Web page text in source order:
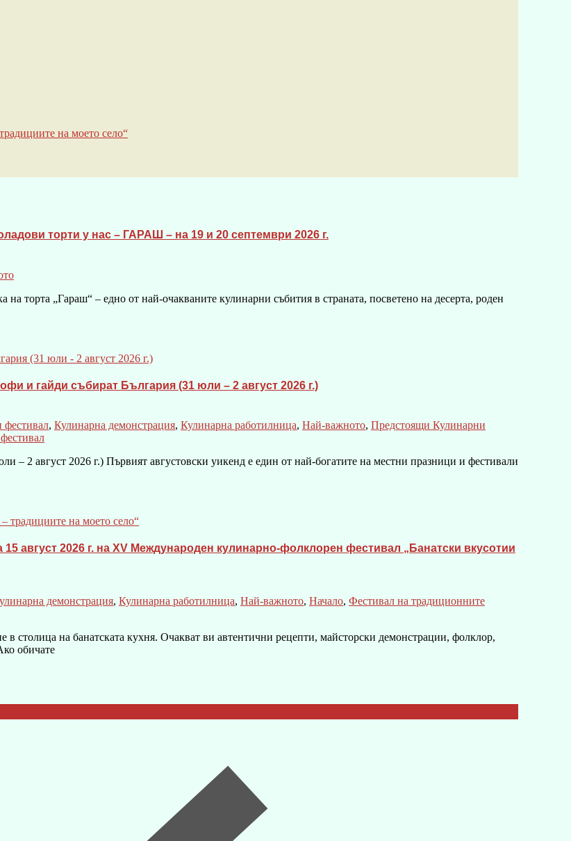
на моето село“
торти у нас – ГАРАШ – на 19 и 20 септември 2026 г.
торта „Гараш“ – едно от най-очакваните кулинарни събития в страната, посветено на десерта, роден
и гайди събират България (31 юли – 2 август 2026 г.)
фестивал, Кулинарна демонстрация, Кулинарна работилница, Най-важното, Предстоящи Кулинарни
– 2 август 2026 г.) Първият августовски уикенд е един от най-богатите на местни празници и фестивали
август 2026 г. на XV Международен кулинарно-фолклорен фестивал „Банатски вкусотии
демонстрация, Кулинарна работилница, Най-важното, Начало, Фестивал на традиционните
столица на банатската кухня. Очакват ви автентични рецепти, майсторски демонстрации, фолклор,
обичате